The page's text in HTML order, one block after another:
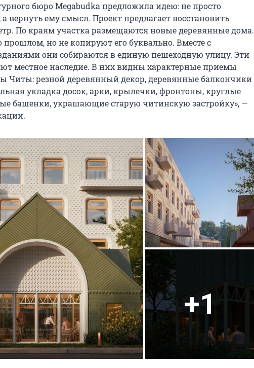
бюро Megabudka предложила идею: не просто
а вернуть ему смысл. Проект предлагает восстановить
По краям участка размещаются новые деревянные дома.
но не копируют его буквально. Вместе с
они собираются в единую пешеходную улицу. Эти
местное наследие. В них видны характерные приемы
Читы: резной деревянный декор, деревянные балкончики
укладка досок, арки, крылечки, фронтоны, круглые
башенки, украшающие старую читинскую застройку», —
+1